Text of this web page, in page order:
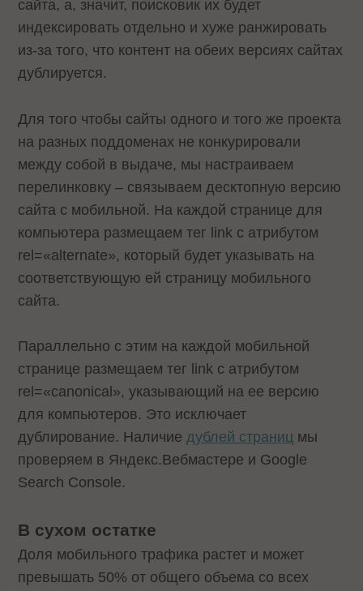
сайта, а, значит, поисковик их будет
индексировать отдельно и хуже ранжировать
из-за того, что контент на обеих версиях сайтах
дублируется.
Для того чтобы сайты одного и того же проекта
на разных поддоменах не конкурировали
между собой в выдаче, мы настраиваем
перелинковку – связываем десктопную версию
сайта с мобильной. На каждой странице для
компьютера размещаем тег link с атрибутом
rel=«alternate», который будет указывать на
соответствующую ей страницу мобильного
сайта.
Параллельно с этим на каждой мобильной
странице размещаем тег link с атрибутом
rel=«canonical», указывающий на ее версию
для компьютеров. Это исключает
дублирование. Наличиедублей страниц мы
проверяем в Яндекс.Вебмастере и Google
Search Console.
В сухом остатке
Доля мобильного трафика растет и может
превышать 50% от общего объема со всех